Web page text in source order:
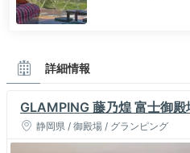
詳細情報
GLAMPING 藤乃煌 富士御殿
静岡県 / 御殿場 / グランピング